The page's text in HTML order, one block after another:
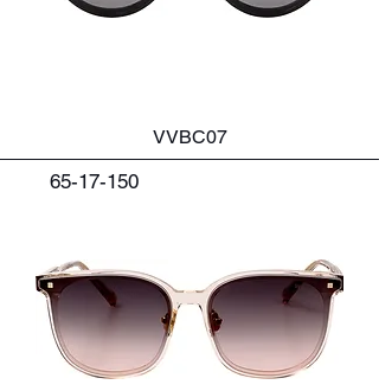
VVBC07
65-17-150